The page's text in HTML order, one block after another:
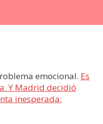
emocional. Es
Y Madrid decidió
inesperada: